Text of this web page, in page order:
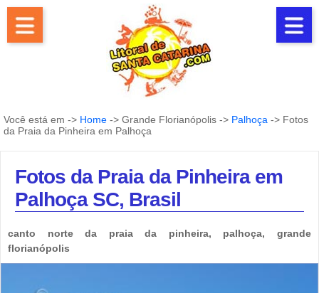
Você está em -> Home -> Grande Florianópolis -> Palhoça -> Fotos
da Praia da Pinheira em Palhoça
Fotos da Praia da Pinheira em
Palhoça SC, Brasil
canto norte da praia da pinheira, palhoça, grande
florianópolis